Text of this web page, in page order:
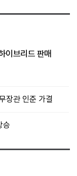
이브리드 판매
장관 인준 가결
승